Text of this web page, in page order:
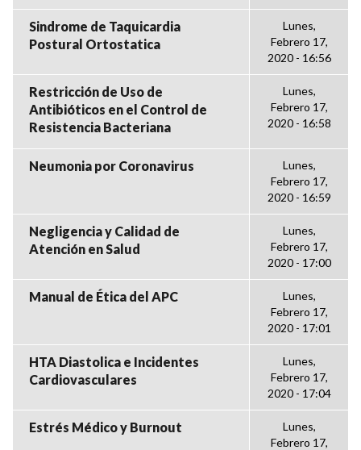
Sindrome de Taquicardia
Postural Ortostatica
Lunes,
Febrero 17,
2020 - 16:56
Restricción de Uso de
Antibióticos en el Control de
Resistencia Bacteriana
Lunes,
Febrero 17,
2020 - 16:58
Neumonia por Coronavirus
Lunes,
Febrero 17,
2020 - 16:59
Negligencia y Calidad de
Atención en Salud
Lunes,
Febrero 17,
2020 - 17:00
Manual de Ética del APC
Lunes,
Febrero 17,
2020 - 17:01
HTA Diastolica e Incidentes
Cardiovasculares
Lunes,
Febrero 17,
2020 - 17:04
Estrés Médico y Burnout
Lunes,
Febrero 17,